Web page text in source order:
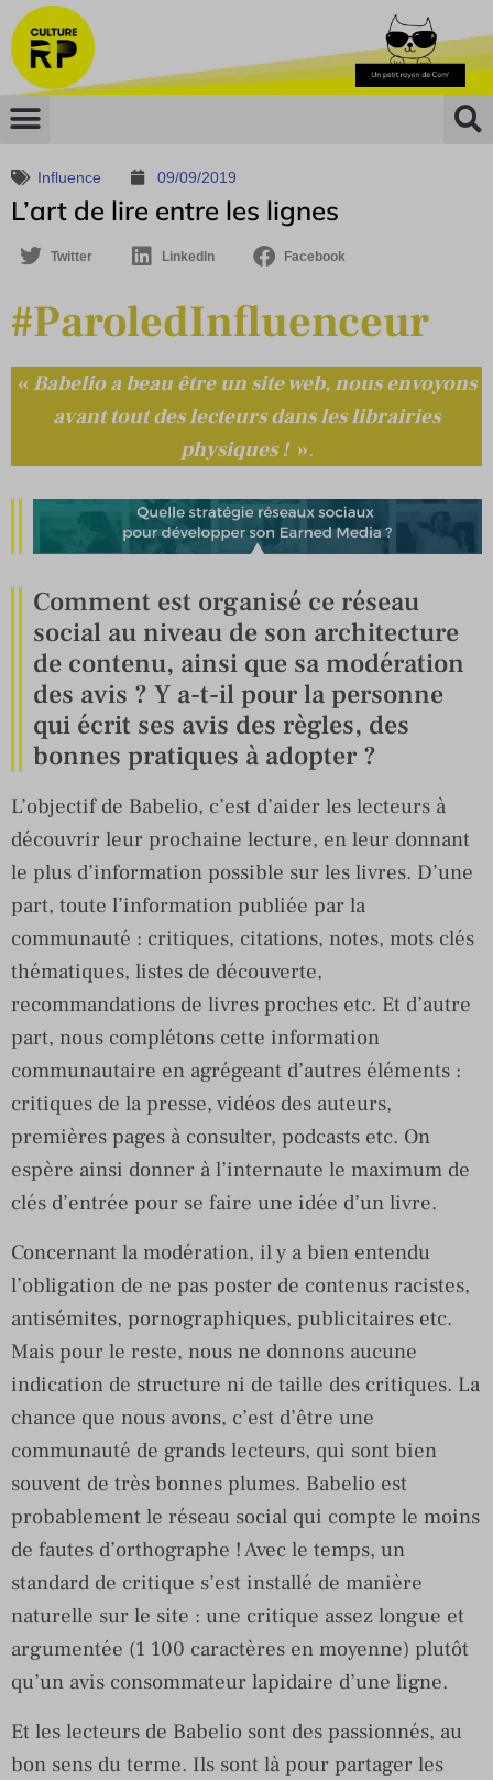
Influence 09/09/2019
L’art de lire entre les lignes
Twitter LinkedIn Facebook
#ParoledInfluenceur
« Babelio a beau être un site web, nous envoyons
avant tout des lecteurs dans les librairies
physiques ! ».
Comment est organisé ce réseau
social au niveau de son architecture
de contenu, ainsi que sa modération
des avis ? Y a-t-il pour la personne
qui écrit ses avis des règles, des
bonnes pratiques à adopter ?
L’objectif de Babelio, c’est d’aider les lecteurs à
découvrir leur prochaine lecture, en leur donnant
le plus d’information possible sur les livres. D’une
part, toute l’information publiée par la
communauté : critiques, citations, notes, mots clés
thématiques, listes de découverte,
recommandations de livres proches etc. Et d’autre
part, nous complétons cette information
communautaire en agrégeant d’autres éléments :
critiques de la presse, vidéos des auteurs,
premières pages à consulter, podcasts etc. On
espère ainsi donner à l’internaute le maximum de
clés d’entrée pour se faire une idée d’un livre.
Concernant la modération, il y a bien entendu
l’obligation de ne pas poster de contenus racistes,
antisémites, pornographiques, publicitaires etc.
Mais pour le reste, nous ne donnons aucune
indication de structure ni de taille des critiques. La
chance que nous avons, c’est d’être une
communauté de grands lecteurs, qui sont bien
souvent de très bonnes plumes. Babelio est
probablement le réseau social qui compte le moins
de fautes d’orthographe ! Avec le temps, un
standard de critique s’est installé de manière
naturelle sur le site : une critique assez longue et
argumentée (1 100 caractères en moyenne) plutôt
qu’un avis consommateur lapidaire d’une ligne.
Et les lecteurs de Babelio sont des passionnés, au
bon sens du terme. Ils sont là pour partager les